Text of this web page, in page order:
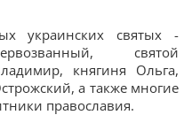
украинских святых -
святой
княгиня Ольга,
а также многие
православия.